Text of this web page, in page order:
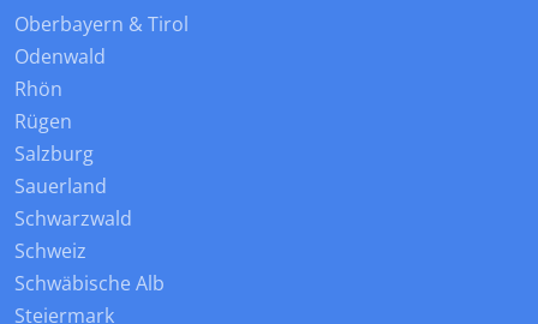
Oberbayern & Tirol
Odenwald
Rhön
Rügen
Salzburg
Sauerland
Schwarzwald
Schweiz
Schwäbische Alb
Steiermark